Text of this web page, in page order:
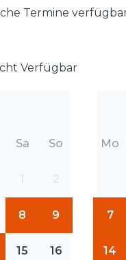
Termine
Verfügbar
Sa So
8 9
15 16
Mo
7
14